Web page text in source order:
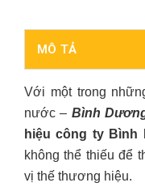
MÔ TẢ
Với một trong
nước – Bình
hiệu công ty Bình
không thể thiếu để
vị thế thương hiệu.